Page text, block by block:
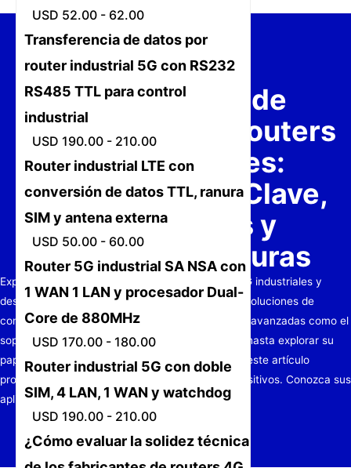
Perspectivas de
Fabricantes de Routers
4G Industriales:
Características Clave,
Aplicaciones y
Tendencias Futuras
Explore el mundo de los fabricantes de routers 4G industriales y
descubra qué los diferencia a la hora de ofrecer soluciones de
conectividad robustas. Desde conocer funciones avanzadas como el
soporte de doble SIM y los diseños robustecidos hasta explorar su
papel clave en el IoT y la fabricación inteligente, este artículo
profundiza en la tecnología detrás de estos dispositivos. Conozca sus
aplicaciones reales,
USD 52.00 - 62.00
Transferencia de datos por
router industrial 5G con RS232
RS485 TTL para control
industrial
USD 190.00 - 210.00
Router industrial LTE con
conversión de datos TTL, ranura
SIM y antena externa
USD 50.00 - 60.00
Router 5G industrial SA NSA con
1 WAN 1 LAN y procesador Dual-
Core de 880MHz
USD 170.00 - 180.00
Router industrial 5G con doble
SIM, 4 LAN, 1 WAN y watchdog
USD 190.00 - 210.00
¿Cómo evaluar la solidez técnica